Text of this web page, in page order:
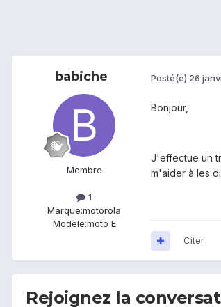
babiche
Membre
1
Marque:motorola
Modèle:moto E
Posté(e) 26
Bonjour,
J'effectue un
m'aider à les
Citer
Rejoignez la